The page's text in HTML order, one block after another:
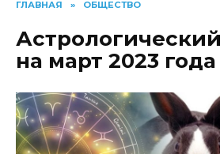
ГЛАВНАЯ » ОБЩЕСТВО
на март 2023 года